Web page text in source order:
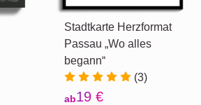
Stadtkarte Herzformat
Passau „Wo alles
begann“
(3)
ab19 €